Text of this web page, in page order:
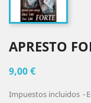
APRESTO
9,00 €
Impuestos incluidos